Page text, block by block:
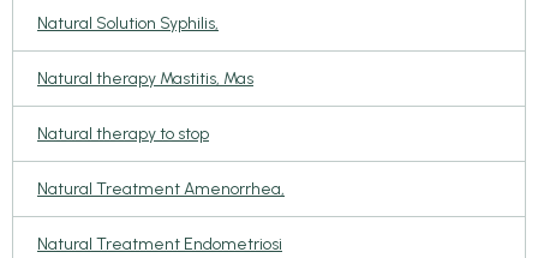
Natural Solution Syphilis,
Natural therapy Mastitis, Mas
Natural therapy to stop
Natural Treatment Amenorrhea,
Natural Treatment Endometriosi